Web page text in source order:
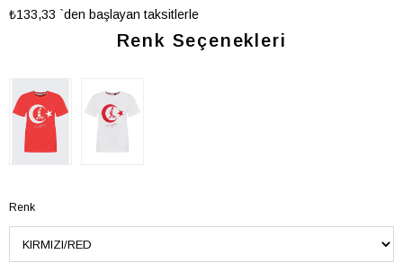
₺133,33 `den başlayan taksitlerle
Renk Seçenekleri
Renk